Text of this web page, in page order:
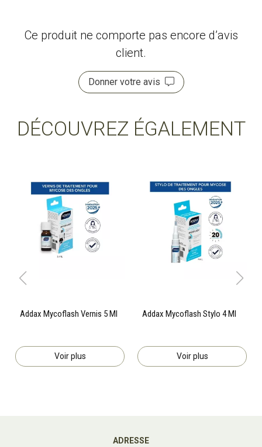
Ce produit ne comporte pas encore d’avis
client.
Donner votre avis
DÉCOUVREZ ÉGALEMENT
Addax Mycoflash Vernis 5 Ml
Voir plus
Addax Mycoflash Stylo 4 Ml
Voir plus
ADRESSE